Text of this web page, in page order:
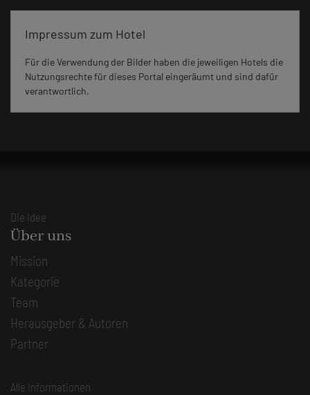
Impressum zum Hotel
Für die Verwendung der Bilder haben die jeweiligen Hotels die
Nutzungsrechte für dieses Portal eingeräumt und sind dafür
verantwortlich.
Die Idee
Über uns
Mission
Kategorie
Team
Herausgeber & Autoren
Partner
Alle Informationen